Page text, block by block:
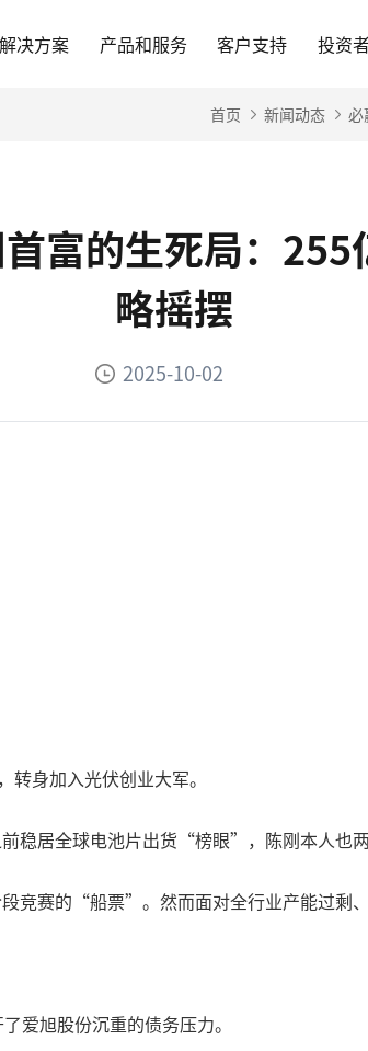
解决方案 产品和服务 客户支持 投资
首页 新闻动态 必
富的生死局：
略摇摆
2025-10-02
身加入光伏创业大军。
稳居全球电池片出货“榜眼”，陈刚本人也两
竞赛的“船票”。然而面对全行业产能过剩
爱旭股份沉重的债务压力。